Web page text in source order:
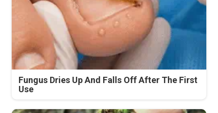
Fungus Dries Up And Falls Off After The First
Use